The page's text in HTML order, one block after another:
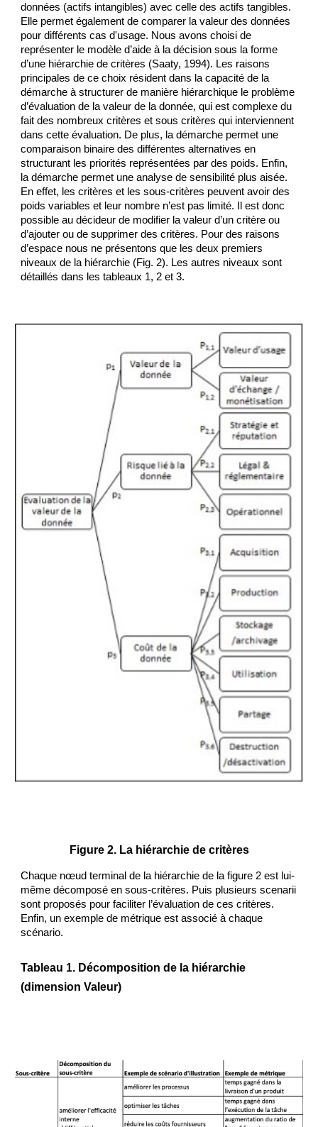
données (actifs intangibles) avec celle des actifs tangibles.
Elle permet également de comparer la valeur des données
pour différents cas d'usage. Nous avons choisi de
représenter le modèle d’aide à la décision sous la forme
d’une hiérarchie de critères (Saaty, 1994). Les raisons
principales de ce choix résident dans la capacité de la
démarche à structurer de manière hiérarchique le problème
d’évaluation de la valeur de la donnée, qui est complexe du
fait des nombreux critères et sous critères qui interviennent
dans cette évaluation. De plus, la démarche permet une
comparaison binaire des différentes alternatives en
structurant les priorités représentées par des poids. Enfin,
la démarche permet une analyse de sensibilité plus aisée.
En effet, les critères et les sous-critères peuvent avoir des
poids variables et leur nombre n’est pas limité. Il est donc
possible au décideur de modifier la valeur d’un critère ou
d’ajouter ou de supprimer des critères. Pour des raisons
d’espace nous ne présentons que les deux premiers
niveaux de la hiérarchie (Fig. 2). Les autres niveaux sont
détaillés dans les tableaux 1, 2 et 3.
Figure 2. La hiérarchie de critères
Chaque nœud terminal de la hiérarchie de la figure 2 est lui-
même décomposé en sous-critères. Puis plusieurs scenarii
sont proposés pour faciliter l’évaluation de ces critères.
Enfin, un exemple de métrique est associé à chaque
scénario.
Tableau 1. Décomposition de la hiérarchie
(dimension Valeur)